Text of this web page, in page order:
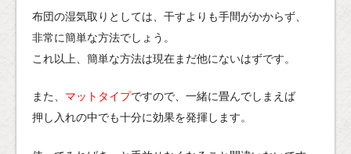
布団の湿気取りとしては、干すよりも手間がかからず、
非常に簡単な方法でしょう。
これ以上、簡単な方法は現在まだ他にないはずです。
また、 マットタイプですので、一緒に畳んでしまえば
押し入れの中でも十分に効果を発揮します。